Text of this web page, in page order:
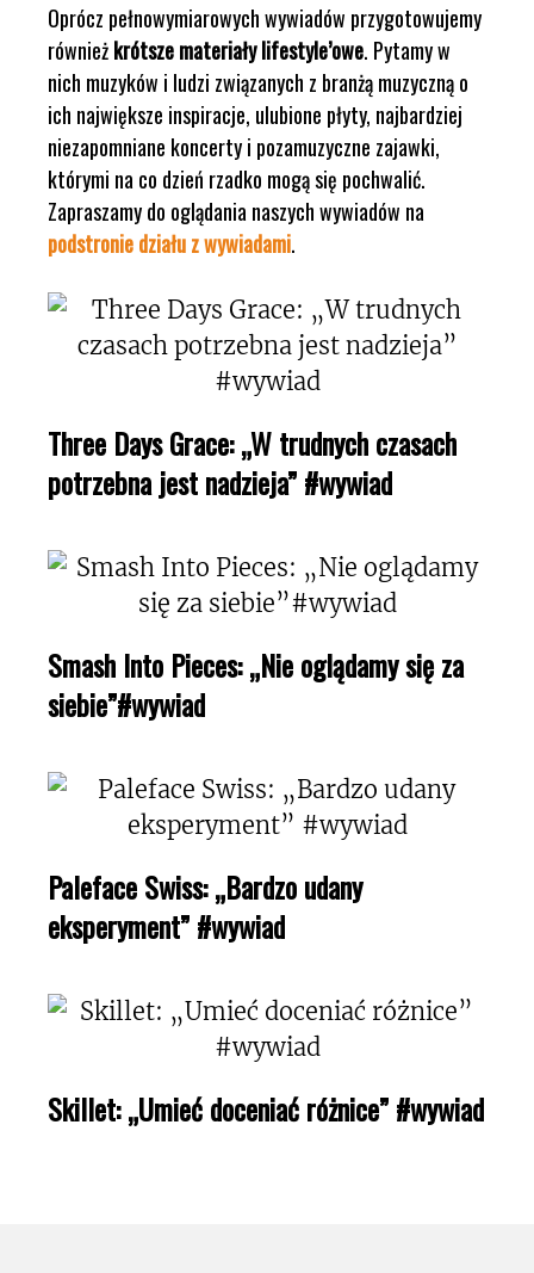
Oprócz pełnowymiarowych wywiadów przygotowujemy
równieżkrótsze materiały lifestyle’owe. Pytamy w
nich muzyków i ludzi związanych z branżą muzyczną o
ich największe inspiracje, ulubione płyty, najbardziej
niezapomniane koncerty i pozamuzyczne zajawki,
którymi na co dzień rzadko mogą się pochwalić.
Zapraszamy do oglądania naszych wywiadów na
podstronie działu z wywiadami.
Three Days Grace: „W trudnych czasach
potrzebna jest nadzieja” #wywiad
Smash Into Pieces: „Nie oglądamy się za
siebie”#wywiad
Paleface Swiss: „Bardzo udany
eksperyment” #wywiad
Skillet: „Umieć doceniać różnice” #wywiad